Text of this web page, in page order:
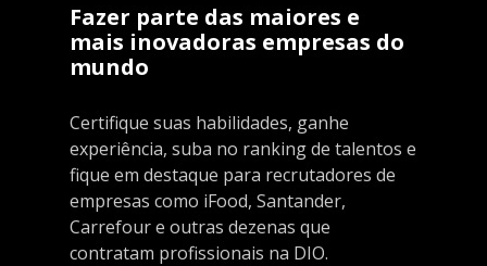
Fazer parte das maiores e
mais inovadoras empresas do
mundo
Certifique suas habilidades, ganhe
experiência, suba no ranking de talentos e
fique em destaque para recrutadores de
empresas como iFood, Santander,
Carrefour e outras dezenas que
contratam profissionais na DIO.